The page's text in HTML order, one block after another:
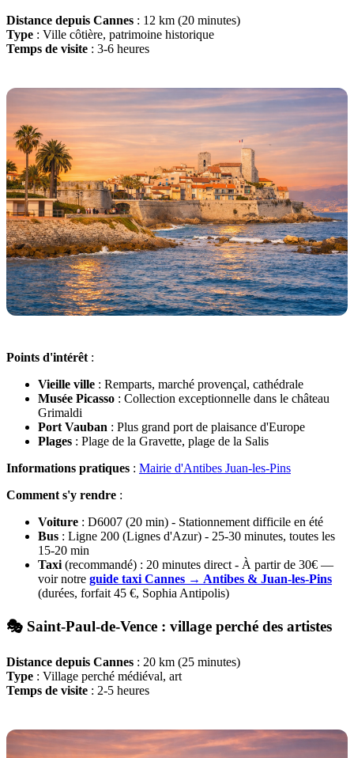
Distance depuis Cannes : 12 km (20 minutes)
Type : Ville côtière, patrimoine historique
Temps de visite : 3-6 heures
Points d'intérêt :
Vieille ville : Remparts, marché provençal, cathédrale
Musée Picasso : Collection exceptionnelle dans le château
Grimaldi
Port Vauban : Plus grand port de plaisance d'Europe
Plages : Plage de la Gravette, plage de la Salis
Informations pratiques : Mairie d'Antibes Juan-les-Pins
Comment s'y rendre :
Voiture : D6007 (20 min) - Stationnement difficile en été
Bus : Ligne 200 (Lignes d'Azur) - 25-30 minutes, toutes les
15-20 min
Taxi (recommandé) : 20 minutes direct - À partir de 30€ —
voir notre guide taxi Cannes → Antibes & Juan-les-Pins
(durées, forfait 45 €, Sophia Antipolis)
🎭 Saint-Paul-de-Vence : village perché des artistes
Distance depuis Cannes : 20 km (25 minutes)
Type : Village perché médiéval, art
Temps de visite : 2-5 heures